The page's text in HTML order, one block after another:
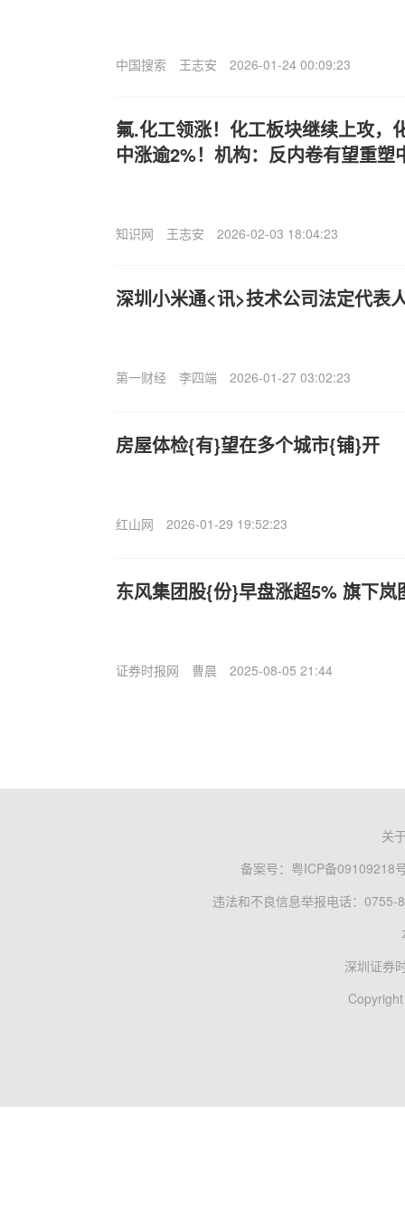
中国搜索 王志安 2026-01-24 00:09:23
氟.化工领涨！化工板块继续上攻，
中涨逾2%！机构：反内卷有望重塑
知识网 王志安 2026-02-03 18:04:23
深圳小米通<讯>技术公司法定代表
第一财经 李四端 2026-01-27 03:02:23
房屋体检{有}望在多个城市{铺}开
红山网 2026-01-29 19:52:23
东风集团股{份}早盘涨超5% 旗下岚
证券时报网 曹晨 2025-08-05 21:44
关
备案号： 粤ICP备09109218
违法和不良信息举报电话：0755-
深圳证券